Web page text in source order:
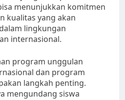
menunjukkan komitmen
kualitas yang akan
lingkungan
internasional.
program unggulan
dan program
langkah penting.
mengundang siswa